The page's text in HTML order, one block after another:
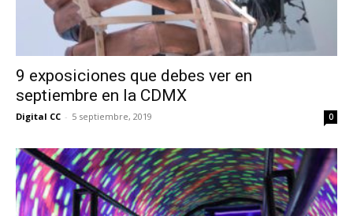
9 exposiciones que debes ver en
septiembre en la CDMX
Digital CC - 5 septiembre, 2019 0